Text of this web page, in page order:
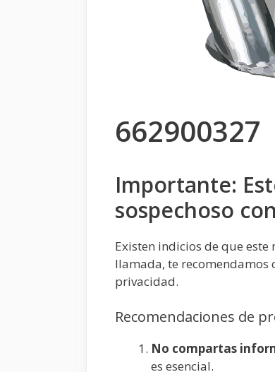
662900327
Importante:
sospechoso
Existen indicios de que este
llamada, te recomendamos
privacidad.
Recomendaciones de
No compartas
es esencial.